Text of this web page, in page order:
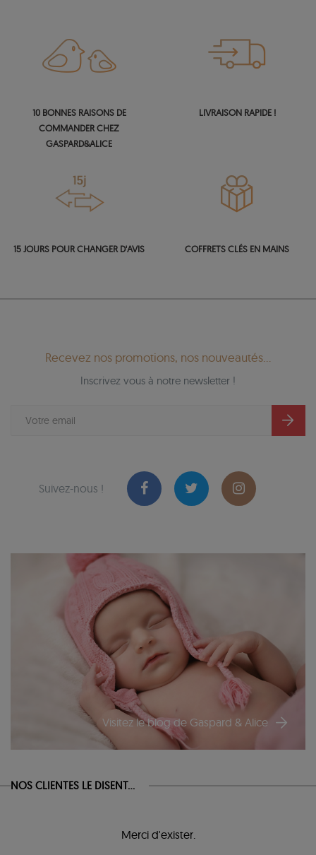
10 BONNES RAISONS DE
COMMANDER CHEZ
GASPARD&ALICE
LIVRAISON RAPIDE !
15 JOURS POUR CHANGER D'AVIS COFFRETS CLÉS EN MAINS
Recevez nos promotions, nos nouveautés...
Inscrivez vous à notre newsletter !
Suivez-nous !
Visitez le blog de Gaspard & Alice
NOS CLIENTES LE DISENT...
Merci d'exister.